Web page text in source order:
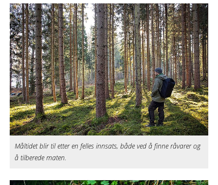
Måltidet blir til etter en felles innsats, både ved å finne råvarer og
å tilberede maten.